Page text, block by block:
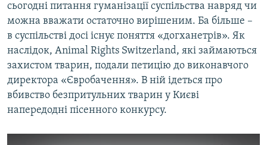
сьогодні питання гуманізації суспільства навряд чи
можна вважати остаточно вирішеним. Ба більше –
в суспільстві досі існує поняття «догханетрів». Як
наслідок, Animal Rights Switzerland, які займаються
захистом тварин, подали петицію до виконавчого
директора «Євробачення». В ній ідеться про
вбивство безпритульних тварин у Києві
напередодні пісенного конкурсу.